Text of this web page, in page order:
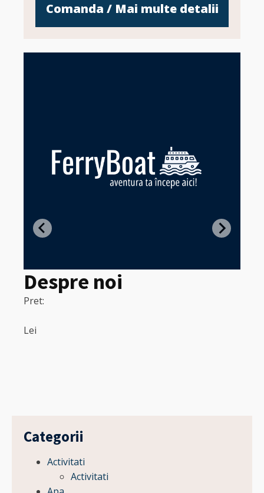
Comanda / Mai multe detalii
Despre noi
Pret:
Lei
Categorii
Activitati
Activitati